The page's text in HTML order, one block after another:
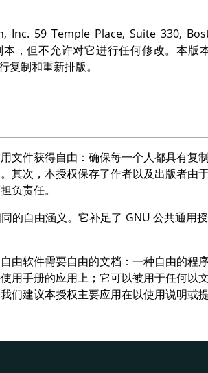
Inc. 59 Temple Place, Suite 330,
，但不允许对它进行任何修改。本版
制和重新排版。
文件获得自由：确保每一个人都具有复
其次，本授权保存了作者以及出版者由
负责任。
的自由涵义。它补足了 GNU 公共通用
由软件需要自由的文档：一种自由的程
用手册的应用上；它可以被用于任何以
们建议本授权主要应用在以使用说明或